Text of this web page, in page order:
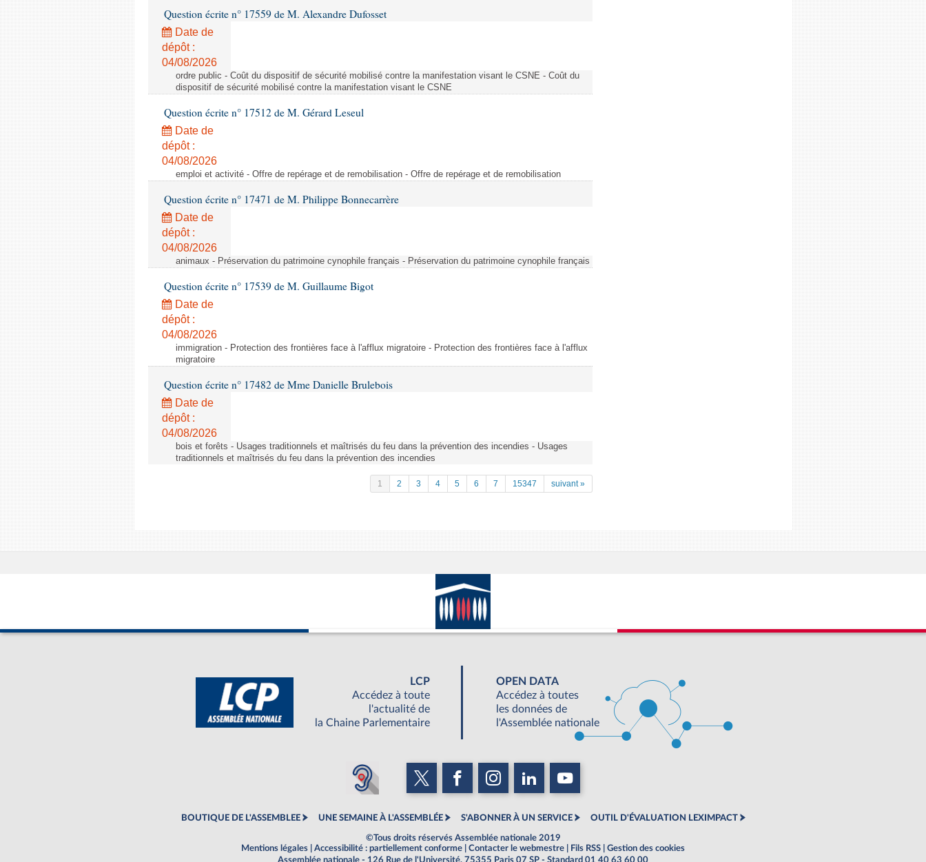
Question écrite n° 17559 de M. Alexandre Dufosset
Date de
dépôt :
04/08/2026
ordre public - Coût du dispositif de sécurité mobilisé contre la manifestation visant le CSNE - Coût du
dispositif de sécurité mobilisé contre la manifestation visant le CSNE
Question écrite n° 17512 de M. Gérard Leseul
Date de
dépôt :
04/08/2026
emploi et activité - Offre de repérage et de remobilisation - Offre de repérage et de remobilisation
Question écrite n° 17471 de M. Philippe Bonnecarrère
Date de
dépôt :
04/08/2026
animaux - Préservation du patrimoine cynophile français - Préservation du patrimoine cynophile français
Question écrite n° 17539 de M. Guillaume Bigot
Date de
dépôt :
04/08/2026
immigration - Protection des frontières face à l'afflux migratoire - Protection des frontières face à l'afflux
migratoire
Question écrite n° 17482 de Mme Danielle Brulebois
Date de
dépôt :
04/08/2026
bois et forêts - Usages traditionnels et maîtrisés du feu dans la prévention des incendies - Usages
traditionnels et maîtrisés du feu dans la prévention des incendies
1 2 3 4 5 6 7 15347 suivant »
LCP
Accédez à toute
l'actualité de
la Chaine Parlementaire
OPEN DATA
Accédez à toutes
les données de
l'Assemblée nationale
BOUTIQUE DE L'ASSEMBLEE UNE SEMAINE À L'ASSEMBLÉE S'ABONNER À UN SERVICE OUTIL D'ÉVALUATION LEXIMPACT
©Tous droits réservés Assemblée nationale 2019
Mentions légales
Accessibilité : partiellement conforme Contacter le webmestre Fils RSS
Gestion des cookies
Assemblée nationale - 126 Rue de l'Université, 75355 Paris 07 SP - Standard 01 40 63 60 00